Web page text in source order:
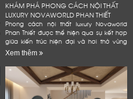
KHÁM PHÁ PHONG CÁCH NỘI THẤT
LUXURY NOVAWORLD PHAN THIẾT
Phong cách nội thất luxury Novaworld
Phan Thiết được thể hiện qua sự kết hợp
giữa kiến trúc hiện đại và hơi thở vùng
biển.
Xem thêm